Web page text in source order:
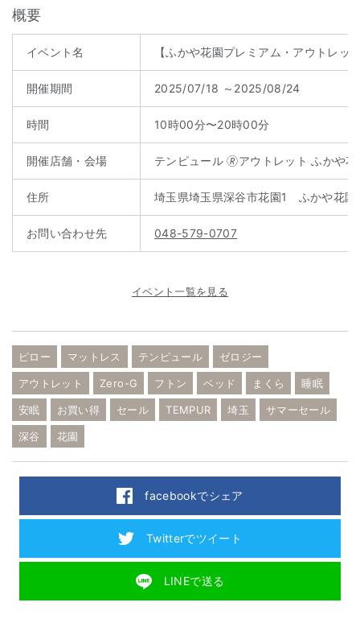
概要
イベント名 【ふかや花園プレミアム・アウトレ
開催期間 2025/07/18 ～2025/08/24
時間 10時00分〜20時00分
開催店舗・会場 テンピュール 🄬アウトレット ふかや
住所 埼玉県埼玉県深谷市花園1 ふかや花園
お問い合わせ先 048-579-0707
イベント一覧を見る
ピロー マットレス テンピュール ゼロジー
アウトレット Zero-G フトン ベッド まくら 睡眠
安眠 お買い得 セール TEMPUR 埼玉 サマーセール
深谷 花園
facebookでシェア
Twitterでツイート
LINEで送る